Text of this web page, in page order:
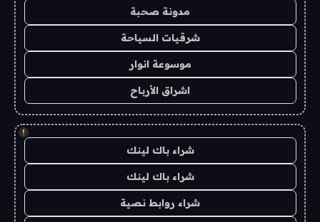
مدونة صحبة
شرقيات السياحة
موسوعة انوار
اشراق الأرباح
!
شراء باك لينك
شراء باك لينك
شراء روابط نصية